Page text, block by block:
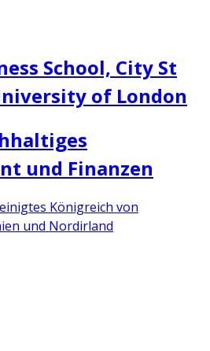
School, City St
of London
und Finanzen
Königreich von
und Nordirland